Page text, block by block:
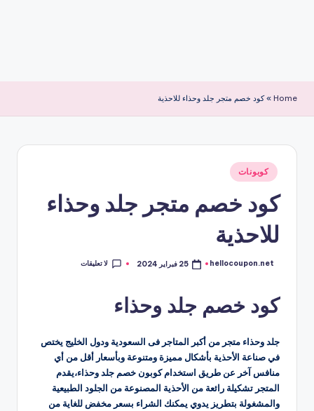
Home
»كود خصم متجر جلد وحذاء للاحذية
نُشر
في
كوبونات
كود خصم متجر جلد وحذاء
للاحذية
تمّ
hellocoupon.net 25 فبراير 2024 لا تعليقات
كود خصم جلد وحذاء
جلد وحذاء متجر من أكبر المتاجر فى السعودية ودول الخليج يختص
في صناعة الأحذية بأشكال مميزة ومتنوعة وبأسعار أقل من أي
منافس آخر عن طريق استخدام كوبون خصم جلد وحذاء،يقدم
المتجر تشكيلة رائعة من الأحذية المصنوعة من الجلود الطبيعية
والمشغولة بتطريز يدوي يمكنك الشراء بسعر مخفض للغاية من